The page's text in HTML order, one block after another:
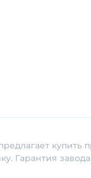
Гарантия